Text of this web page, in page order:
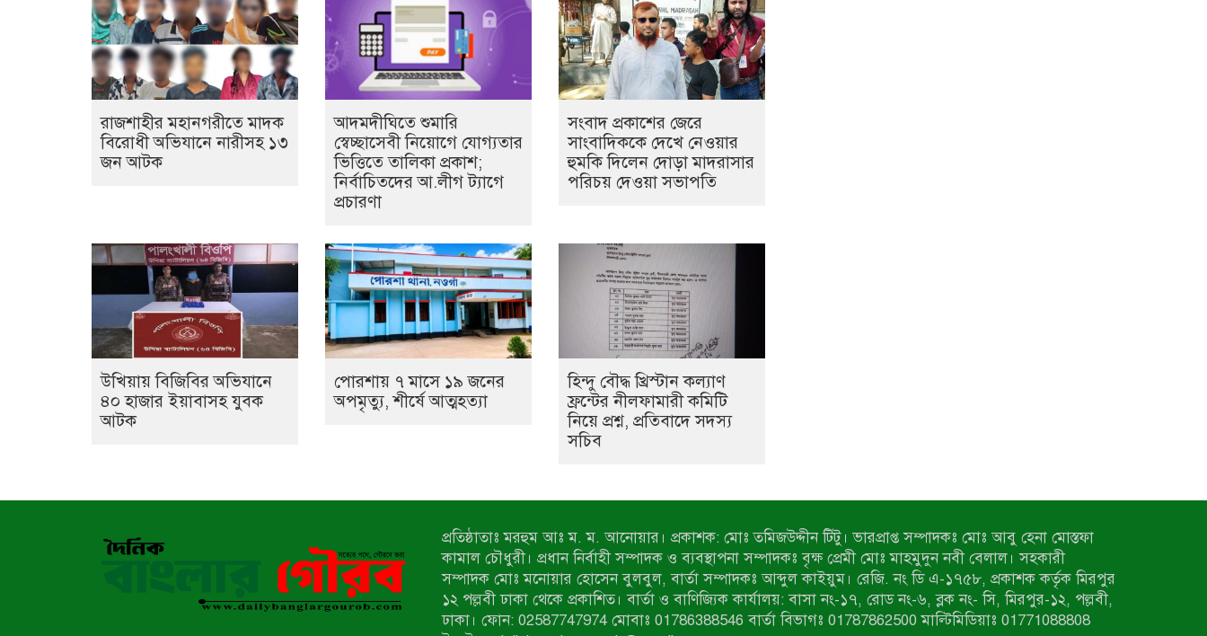
রাজশাহীর মহানগরীতে মাদক
বিরোধী অভিযানে নারীসহ ১৩
জন আটক
আদমদীঘিতে শুমারি
স্বেচ্ছাসেবী নিয়োগে যোগ্যতার
ভিত্তিতে তালিকা প্রকাশ;
নির্বাচিতদের আ.লীগ ট্যাগে
প্রচারণা
সংবাদ প্রকাশের জেরে
সাংবাদিককে দেখে নেওয়ার
হুমকি দিলেন দোড়া মাদরাসার
পরিচয় দেওয়া সভাপতি
উখিয়ায় বিজিবির অভিযানে
৪০ হাজার ইয়াবাসহ যুবক
আটক
পোরশায় ৭ মাসে ১৯ জনের
অপমৃত্যু, শীর্ষে আত্মহত্যা
হিন্দু বৌদ্ধ খ্রিস্টান কল্যাণ
ফ্রন্টের নীলফামারী কমিটি
নিয়ে প্রশ্ন, প্রতিবাদে সদস্য
সচিব
প্রতিষ্ঠাতাঃ মরহুম আঃ ম. ম. আনোয়ার। প্রকাশক: মোঃ তমিজউদ্দীন টিটু। ভারপ্রাপ্ত সম্পাদকঃ মোঃ আবু হেনা মোস্তফা
কামাল চৌধুরী। প্রধান নির্বাহী সম্পাদক ও ব্যবস্থাপনা সম্পাদকঃ বৃক্ষ প্রেমী মোঃ মাহমুদুন নবী বেলাল। সহকারী
সম্পাদক মোঃ মনোয়ার হোসেন বুলবুল, বার্তা সম্পাদকঃ আব্দুল কাইয়ুম। রেজি. নং ডি এ-১৭৫৮, প্রকাশক কর্তৃক মিরপুর
১২ পল্লবী ঢাকা থেকে প্রকাশিত। বার্তা ও বাণিজ্যিক কার্যালয়: বাসা নং-১৭, রোড নং-৬, ব্লক নং- সি, মিরপুর-১২, পল্লবী,
ঢাকা। ফোন: 02587747974 মোবাঃ 01786388546 বার্তা বিভাগঃ 01787862500 মাল্টিমিডিয়াঃ 01771088808